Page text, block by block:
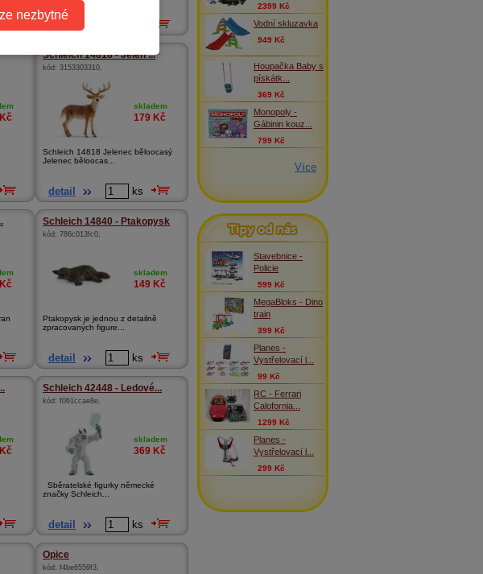
Kč
Schleich 14818 - Jelen ...
kód: 3153303310,
skladem
179 Kč
Schleich 14818 Jelenec běloocasý
Jelenec běloocas...
detail ks
Kč
Schleich 14840 - Ptakopysk
kód: 786c013fc0,
skladem
149 Kč
Ptakopysk je jednou z detailně
zpracovaných figure...
detail ks
Kč
Schleich 42448 - Ledové...
kód: f061ccae8e,
skladem
369 Kč
Sběratelské figurky německé
značky Schleich...
detail ks
Opice
kód: f4be6559f3,
2399 Kč
Vodní skluzavka
949 Kč
Houpačka Baby s
pískátk...
369 Kč
Monopoly -
Gábinin kouz...
799 Kč
Více
Tipy od nás
Stavebnice -
Policie
599 Kč
MegaBloks - Dino
train
399 Kč
Planes -
Vystřelovací l...
99 Kč
RC - Ferrari
Calofornia...
1299 Kč
Planes -
Vystřelovací l...
299 Kč
nezbytné